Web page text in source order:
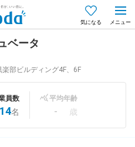
気になる
めてdodaをご利用される方へ
ベータ
部ビルディング4F、6F
員数
名
平均年齢
- 歳